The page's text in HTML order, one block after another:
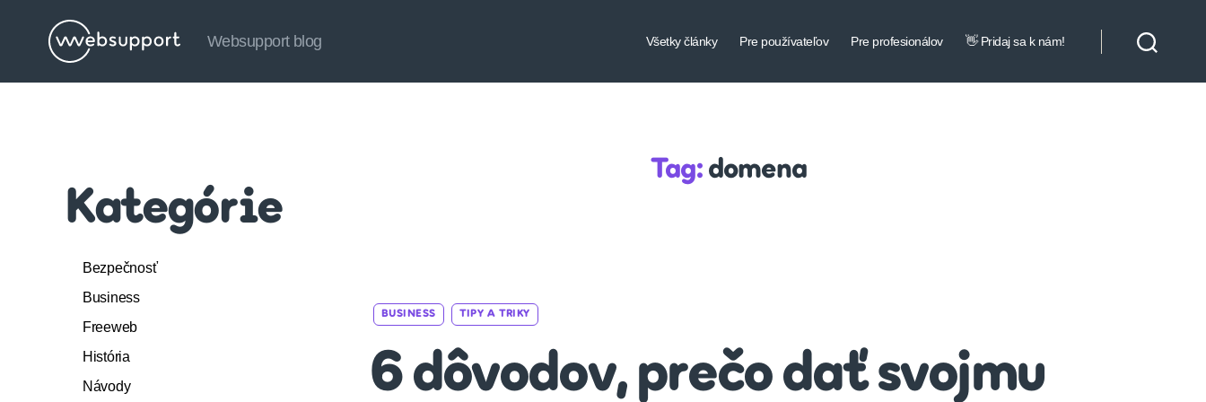
Websupport
Websupport blog Všetky články Pre používateľov Pre profesionálov 👋 Pridaj sa k nám!
Kategórie
Bezpečnosť
Business
Freeweb
História
Návody
Tag: domena
BUSINESS TIPY A TRIKY
6 dôvodov, prečo dať svojmu